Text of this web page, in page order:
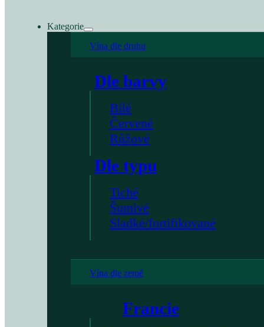
Kategorie
Vína dle druhu
Dle barvy
Bílé
Červené
Růžové
Dle typu
Tiché
Šumivé
Sladké/fortifikované
Vína dle země
Francie